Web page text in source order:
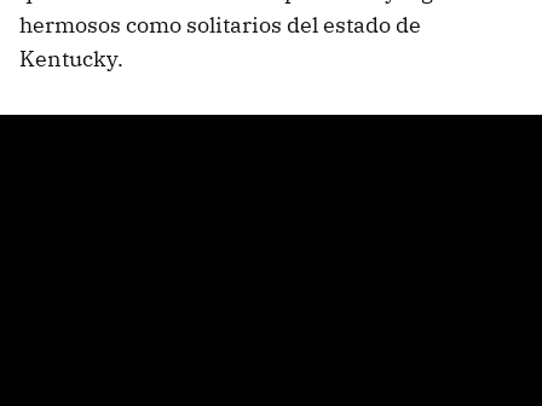
hermosos como solitarios del estado de
Kentucky.